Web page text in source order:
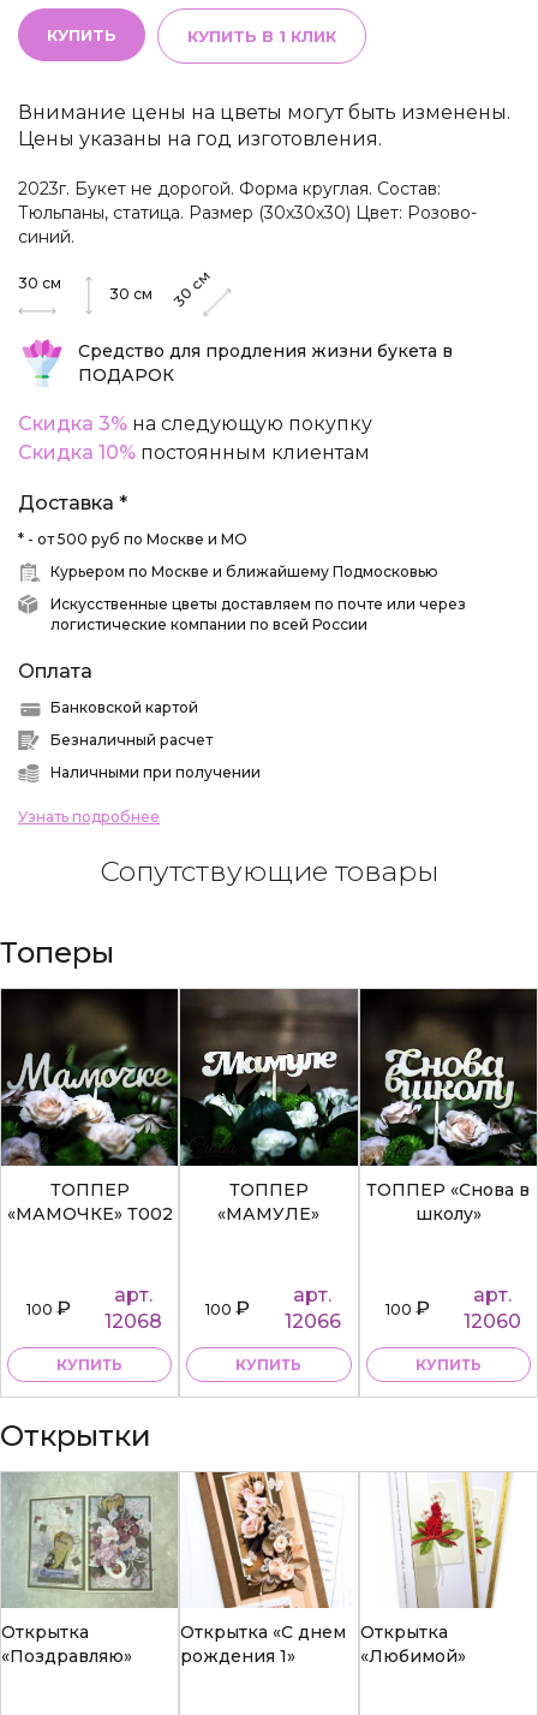
КУПИТЬ КУПИТЬ В 1 КЛИК
Внимание цены на цветы могут быть изменены.
Цены указаны на год изготовления.
2023г. Букет не дорогой. Форма круглая. Состав:
Тюльпаны, статица. Размер (30х30х30) Цвет: Розово-
синий.
30 см
30 см 30
см
Средство для продления жизни букета в
ПОДАРОК
Скидка 3% на следующую покупку
Скидка 10% постоянным клиентам
Доставка *
* - от 500 руб по Москве и МО
Курьером по Москве и ближайшему Подмосковью
Искусственные цветы доставляем по почте или через
логистические компании по всей России
Оплата
Банковской картой
Безналичный расчет
Наличными при получении
Узнать подробнее
Сопутствующие товары
Топеры
ТОППЕР
«МАМОЧКЕ» Т002
100 ₽
арт.
12068
КУПИТЬ
ТОППЕР
«МАМУЛЕ»
100₽
арт.
12066
КУПИТЬ
ТОППЕР «Снова в
школу»
100 ₽
арт.
12060
КУПИТЬ
Открытки
Открытка
«Поздравляю»
Открытка «С днем
рождения 1»
Открытка
«Любимой»